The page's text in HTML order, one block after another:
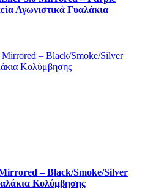
Αγωνιστικά Γυαλάκια
– Black/Smoke/Silver
Κολύμβησης